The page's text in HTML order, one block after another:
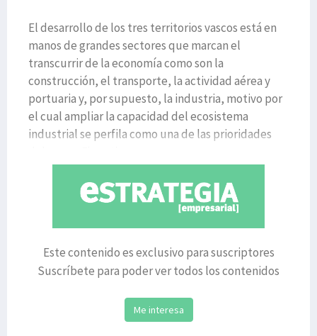
El desarrollo de los tres territorios vascos está en
manos de grandes sectores que marcan el
transcurrir de la economía como son la
construcción, el transporte, la actividad aérea y
portuaria y, por supuesto, la industria, motivo por
el cual ampliar la capacidad del ecosistema
industrial se perfila como una de las prioridades
Este contenido es exclusivo para suscriptores
Suscríbete para poder ver todos los contenidos
Me interesa